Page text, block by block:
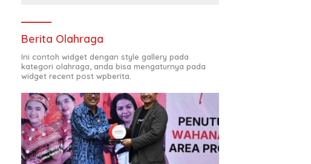
Berita Olahraga
Ini contoh widget dengan style gallery pada
kategori olahraga, anda bisa mengaturnya pada
widget recent post wpberita.